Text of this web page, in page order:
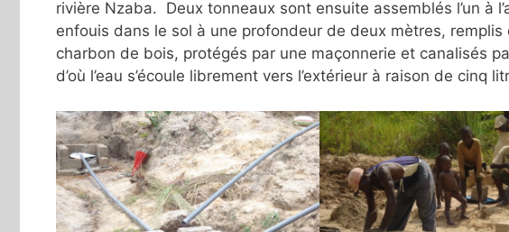
rivière Nzaba. Deux tonneaux sont ensuite assemblés l’un à
enfouis dans le sol à une profondeur de deux mètres,
charbon de bois, protégés par une maçonnerie et canalisés
d’où l’eau s’écoule librement vers l’extérieur à raison de cinq